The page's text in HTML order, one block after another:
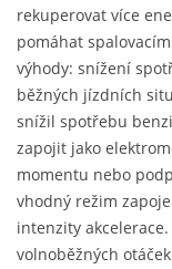
rekuperovat více
pomáhat
výhody: snížení
běžných jízdních
snížil spotřebu
zapojit jako
momentu nebo
vhodný režim
intenzity
volnoběžných